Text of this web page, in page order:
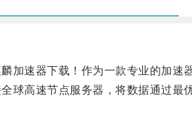
速器下载！作为一款专业的加速
高速节点服务器，将数据通过最